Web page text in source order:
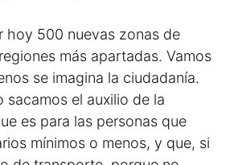
hoy 500 nuevas zonas de
más apartadas. Vamos
se imagina la ciudadanía.
sacamos el auxilio de la
es para las personas que
mínimos o menos, y que, si